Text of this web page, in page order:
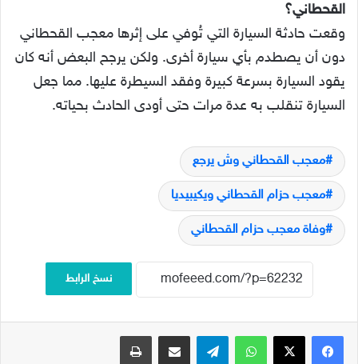
القحطاني؟
وقعت حادثة السيارة التي تُوفي على إثرها معجب القحطاني
دون أن يصطدم بأي سيارة أخرى. ولكن يرجح البعض أنه كان
يقود السيارة بسرعة كبيرة وفقد السيطرة عليها. مما جعل
السيارة تنقلب به عدة مرات حتى أودى الحادث بحياته.
معجب القحطاني وش يرجع
معجب حزام القحطاني ويكيبيديا
وفاة معجب حزام القحطاني
نسخ الرابط
فيسبوك‫X واتساب تيلقرام مشاركة عبر البريد طباعة